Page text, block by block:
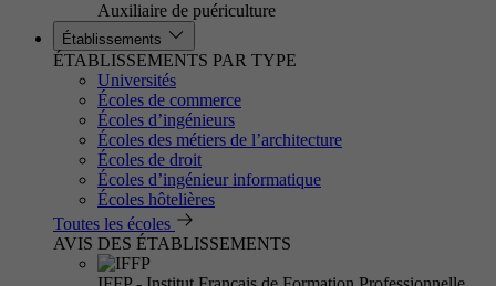
Auxiliaire de puériculture
Établissements
ÉTABLISSEMENTS PAR TYPE
Universités
Écoles de commerce
Écoles d’ingénieurs
Écoles des métiers de l’architecture
Écoles de droit
Écoles d’ingénieur informatique
Écoles hôtelières
Toutes les écoles
AVIS DES ÉTABLISSEMENTS